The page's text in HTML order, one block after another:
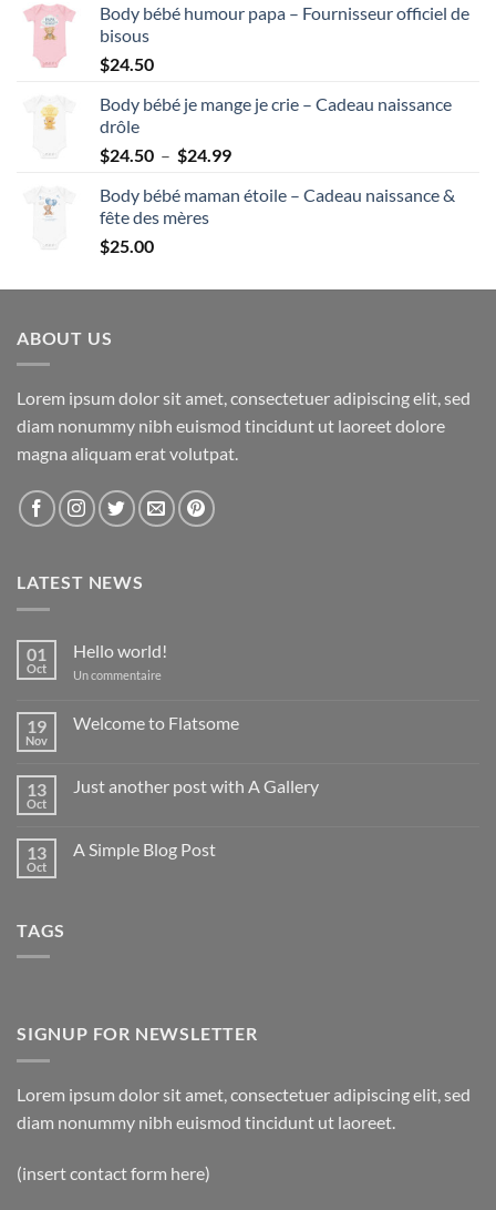
Body bébé humour papa – Fournisseur officiel de
bisous
$24.50
Body bébé je mange je crie – Cadeau naissance
drôle
$24.50 – $24.99Plage
prix :
Body bébé maman étoile – Cadeau naissance &
fête des mères
$25.00
ABOUT US
Lorem ipsum dolor sit amet, consectetuer adipiscing elit, sed
diam nonummy nibh euismod tincidunt ut laoreet dolore
magna aliquam erat volutpat.
LATEST NEWS
01
Oct
Hello world!
Un commentaire
19
Nov
Welcome to Flatsome
Welcome
13
Oct
Just another post with A Gallery
Just
13
Oct
A Simple Blog Post
TAGS
SIGNUP FOR NEWSLETTER
Lorem ipsum dolor sit amet, consectetuer adipiscing elit, sed
diam nonummy nibh euismod tincidunt ut laoreet.
(insert contact form here)